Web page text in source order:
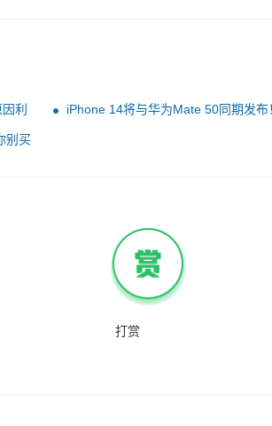
利
iPhone 14将与华为Mate 50同期发
别买
打赏